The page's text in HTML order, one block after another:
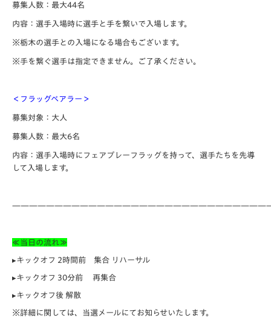
募集人数：最大44名
内容：選手入場時に選手と手を繋いで入場します。
※栃木の選手との入場になる場合もございます。
※手を繋ぐ選手は指定できません。ご了承ください。
＜フラッグベアラー＞
募集対象：大人
募集人数：最大6名
内容：選手入場時にフェアプレーフラッグを持って、選手たちを先導
して入場します。
≪当日の流れ≫
▸キックオフ 2時間前 集合 リハーサル
▸キックオフ 30分前 再集合
▸キックオフ後 解散
※詳細に関しては、当選メールにてお知らせいたします。